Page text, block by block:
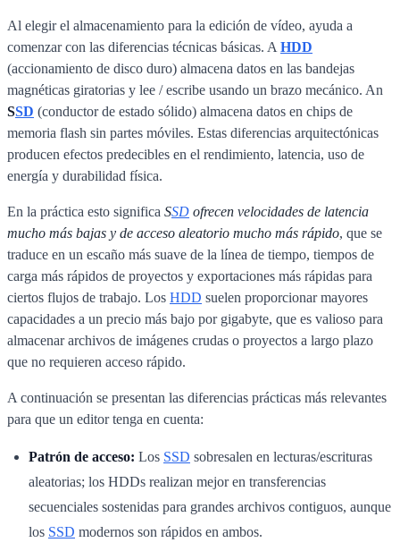
Al elegir el almacenamiento para la edición de vídeo, ayuda a
comenzar con las diferencias técnicas básicas. A HDD
(accionamiento de disco duro) almacena datos en las bandejas
magnéticas giratorias y lee / escribe usando un brazo mecánico. An
SSD (conductor de estado sólido) almacena datos en chips de
memoria flash sin partes móviles. Estas diferencias arquitectónicas
producen efectos predecibles en el rendimiento, latencia, uso de
energía y durabilidad física.
En la práctica esto significa SSD ofrecen velocidades de latencia
mucho más bajas y de acceso aleatorio mucho más rápido, que se
traduce en un escaño más suave de la línea de tiempo, tiempos de
carga más rápidos de proyectos y exportaciones más rápidas para
ciertos flujos de trabajo. Los HDD suelen proporcionar mayores
capacidades a un precio más bajo por gigabyte, que es valioso para
almacenar archivos de imágenes crudas o proyectos a largo plazo
que no requieren acceso rápido.
A continuación se presentan las diferencias prácticas más relevantes
para que un editor tenga en cuenta:
Patrón de acceso: Los SSD sobresalen en lecturas/escrituras
aleatorias; los HDDs realizan mejor en transferencias
secuenciales sostenidas para grandes archivos contiguos, aunque
los SSD modernos son rápidos en ambos.